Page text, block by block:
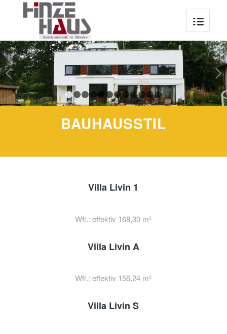
Weiter
1 2 3 4 5 6 7 8 9 101112
BAUHAUSSTIL
Villa Livin 1
Wfl.: effektiv 168,30 m²
Villa Livin A
Wfl.: effektiv 156,24 m²
Villa Livin S